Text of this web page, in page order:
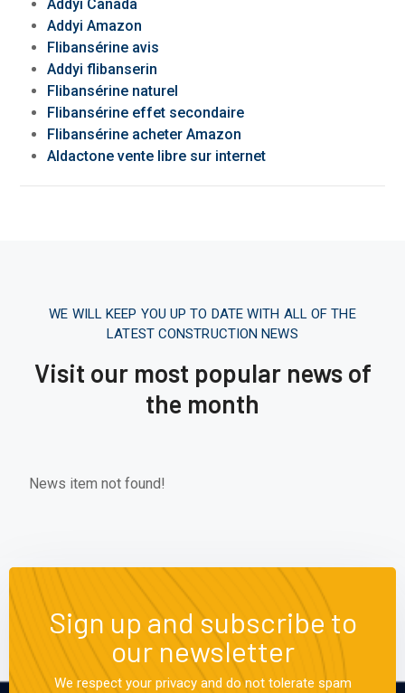
Addyi Canada
Addyi Amazon
Flibansérine avis
Addyi flibanserin
Flibansérine naturel
Flibansérine effet secondaire
Flibansérine acheter Amazon
Aldactone vente libre sur internet
WE WILL KEEP YOU UP TO DATE WITH ALL OF THE
LATEST CONSTRUCTION NEWS
Visit our most popular news of
the month
News item not found!
Sign up and subscribe to
our newsletter
We respect your privacy and do not tolerate spam